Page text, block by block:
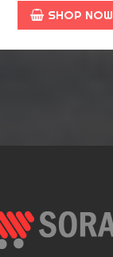
SHOP NOW